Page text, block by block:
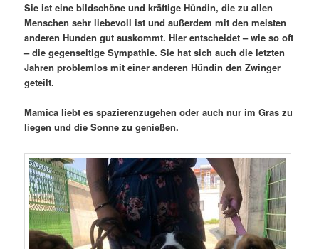
Sie ist eine bildschöne und kräftige Hündin, die zu allen
Menschen sehr liebevoll ist und außerdem mit den meisten
anderen Hunden gut auskommt. Hier entscheidet – wie so oft
– die gegenseitige Sympathie. Sie hat sich auch die letzten
Jahren problemlos mit einer anderen Hündin den Zwinger
geteilt.
Mamica liebt es spazierenzugehen oder auch nur im Gras zu
liegen und die Sonne zu genießen.